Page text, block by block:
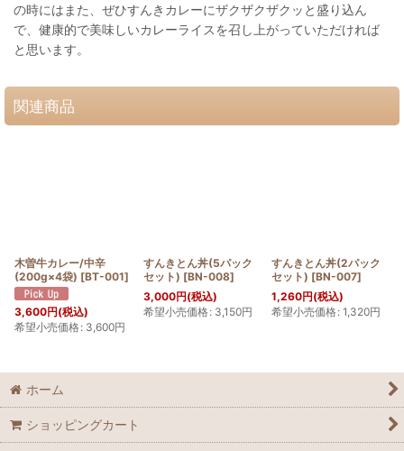
の時にはまた、ぜひすんきカレーにザクザクザクッと盛り込ん
で、健康的で美味しいカレーライスを召し上がっていただければ
と思います。
関連商品
木曽牛カレー/中辛
(200g×4袋) [BT-001]
3,600円(税込)
希望小売価格: 3,600円
すんきとん丼(5パック
セット) [BN-008]
3,000円(税込)
希望小売価格: 3,150円
すんきとん丼(2パック
セット) [BN-007]
1,260円(税込)
希望小売価格: 1,320円
ホーム
ショッピングカート